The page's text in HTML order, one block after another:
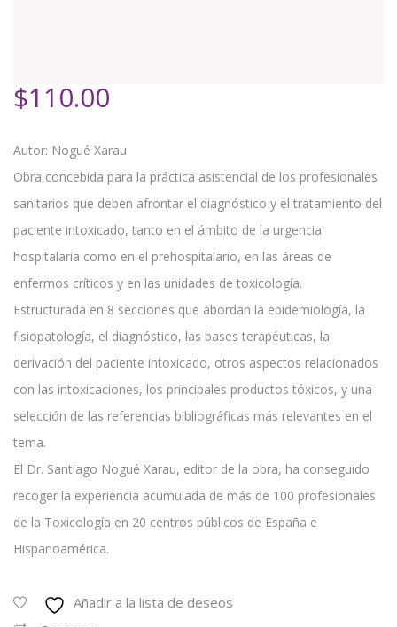
$110.00
Autor: Nogué Xarau
Obra concebida para la práctica asistencial de los profesionales
sanitarios que deben afrontar el diagnóstico y el tratamiento del
paciente intoxicado, tanto en el ámbito de la urgencia
hospitalaria como en el prehospitalario, en las áreas de
enfermos críticos y en las unidades de toxicología.
Estructurada en 8 secciones que abordan la epidemiología, la
fisiopatología, el diagnóstico, las bases terapéuticas, la
derivación del paciente intoxicado, otros aspectos relacionados
con las intoxicaciones, los principales productos tóxicos, y una
selección de las referencias bibliográficas más relevantes en el
tema.
El Dr. Santiago Nogué Xarau, editor de la obra, ha conseguido
recoger la experiencia acumulada de más de 100 profesionales
de la Toxicología en 20 centros públicos de España e
Hispanoamérica.
Añadir a la lista de deseos